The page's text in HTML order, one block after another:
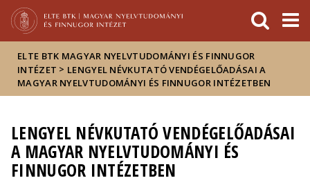
Hírek
Események
ELTE a
sajtóban
ELTE BTK MAGYAR NYELVTUDOMÁNYI ÉS FINNUGOR
INTÉZET > LENGYEL NÉVKUTATÓ VENDÉGELŐADÁSAI A
MAGYAR NYELVTUDOMÁNYI ÉS FINNUGOR INTÉZETBEN
LENGYEL NÉVKUTATÓ VENDÉGELŐADÁSAI
A MAGYAR NYELVTUDOMÁNYI ÉS
FINNUGOR INTÉZETBEN